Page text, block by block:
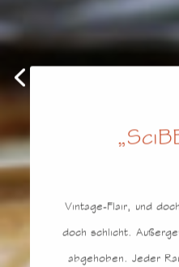
Vintage-Flair, und
doch schlicht.
abgehoben. Jeder